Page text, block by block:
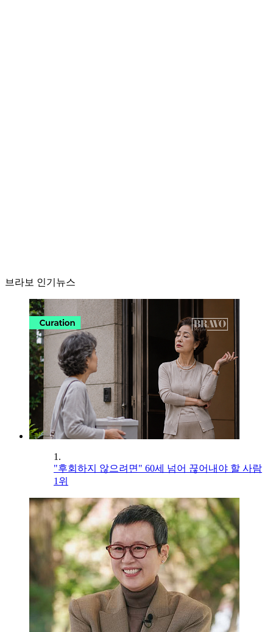
브라보 인기뉴스
1.
"후회하지 않으려면" 60세 넘어 끊어내야 할 사람
1위